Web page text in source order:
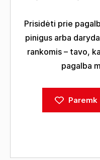
Prisidėti prie
pinigus arba
rankomis – tavo,
pagalba
Paremk